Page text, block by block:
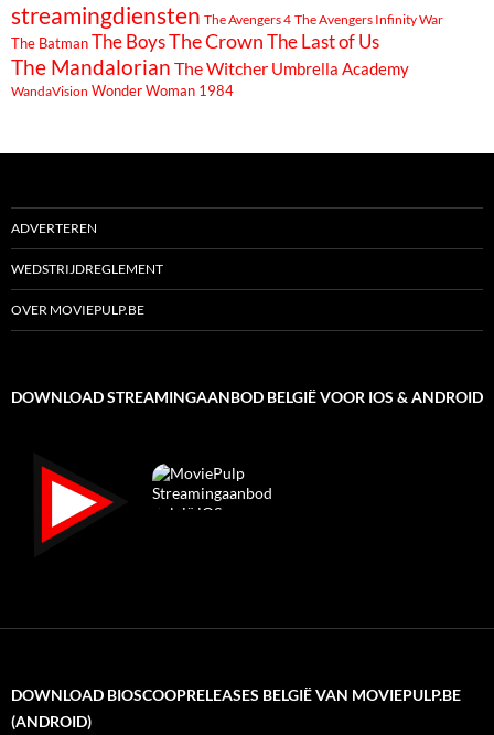
streamingdiensten The Avengers 4 The Avengers Infinity War
The BatmanThe BoysThe CrownThe Last of Us
The Mandalorian The Witcher Umbrella Academy
WandaVision Wonder Woman 1984
ADVERTEREN
WEDSTRIJDREGLEMENT
OVER MOVIEPULP.BE
DOWNLOAD STREAMINGAANBOD BELGIË VOOR IOS & ANDROID
DOWNLOAD BIOSCOOPRELEASES BELGIË VAN MOVIEPULP.BE
(ANDROID)